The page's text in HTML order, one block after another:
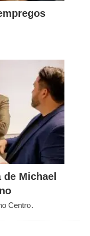
Michael
Centro.